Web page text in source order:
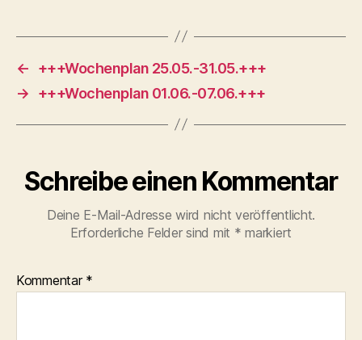
←
+++Wochenplan 25.05.-31.05.+++
→
+++Wochenplan 01.06.-07.06.+++
Schreibe einen Kommentar
Deine E-Mail-Adresse wird nicht veröffentlicht.
Erforderliche Felder sind mit * markiert
Kommentar *